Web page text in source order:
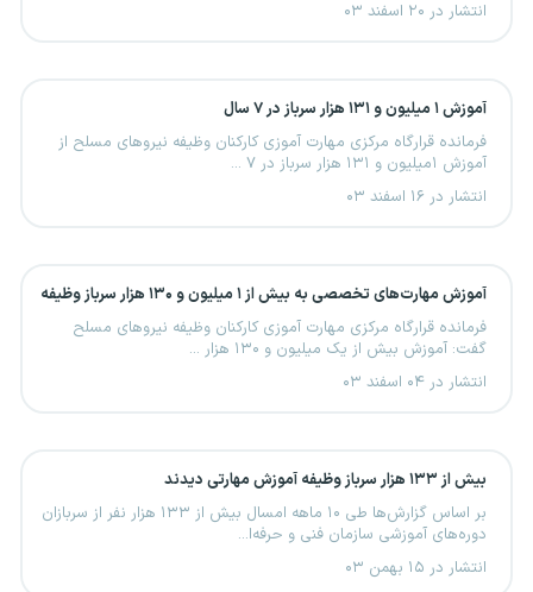
انتشار در ۲۰ اسفند ۰۳
آموزش ۱ میلیون و ۱۳۱ هزار سرباز در ۷ سال
فرمانده قرارگاه مرکزی مهارت آموزی کارکنان وظیفه نیروهای مسلح از
آموزش ۱میلیون و ۱۳۱ هزار سرباز در ۷ ...
انتشار در ۱۶ اسفند ۰۳
آموزش مهارت‌های تخصصی به بیش از ۱ میلیون و ۱۳۰ هزار سرباز وظیفه
فرمانده قرارگاه مرکزی مهارت آموزی کارکنان وظیفه نیروهای مسلح
گفت: آموزش بیش از یک میلیون و ۱۳۰ هزار ...
انتشار در ۰۴ اسفند ۰۳
بیش از ۱۳۳ هزار سرباز وظیفه آموزش مهارتی دیدند
بر اساس گزارش‌ها طی ۱۰ ماهه امسال بیش از ۱۳۳ هزار نفر از سربازان
دوره‌های آموزشی سازمان فنی و حرفه‌ا...
انتشار در ۱۵ بهمن ۰۳